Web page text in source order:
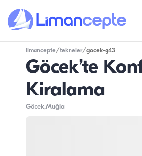
limancepte/tekneler/gocek-g43
Göcek’te
Kiralama
Göcek,Muğla